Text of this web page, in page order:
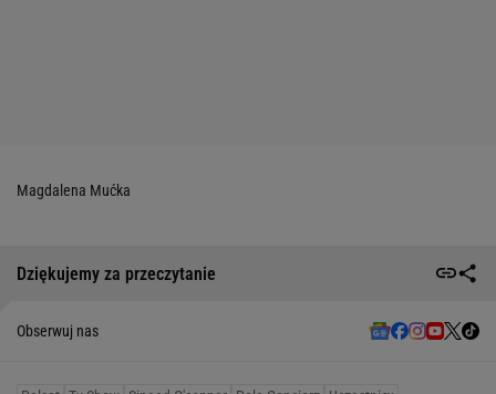
Magdalena Mućka
Dziękujemy za przeczytanie
Obserwuj nas